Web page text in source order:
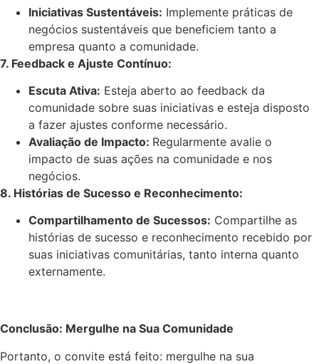
Iniciativas Sustentáveis: Implemente práticas de
negócios sustentáveis que beneficiem tanto a
empresa quanto a comunidade.
7. Feedback e Ajuste Contínuo:
Escuta Ativa: Esteja aberto ao feedback da
comunidade sobre suas iniciativas e esteja disposto
a fazer ajustes conforme necessário.
Avaliação de Impacto: Regularmente avalie o
impacto de suas ações na comunidade e nos
negócios.
8. Histórias de Sucesso e Reconhecimento:
Compartilhamento de Sucessos: Compartilhe as
histórias de sucesso e reconhecimento recebido por
suas iniciativas comunitárias, tanto interna quanto
externamente.
Conclusão: Mergulhe na Sua Comunidade
Portanto, o convite está feito: mergulhe na sua